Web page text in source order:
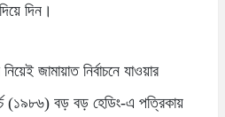
দিন।
জামায়াত নির্বাচনে যাওয়ার
(১৯৮৬) বড় বড় হেডিং-এ পত্রিকায়